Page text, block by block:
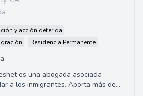
y acción deferida
Residencia Permanente
es una abogada asociada
a los inmigrantes. Aporta más de